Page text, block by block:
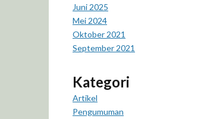
Juni 2025
Mei 2024
Oktober 2021
September 2021
Kategori
Artikel
Pengumuman